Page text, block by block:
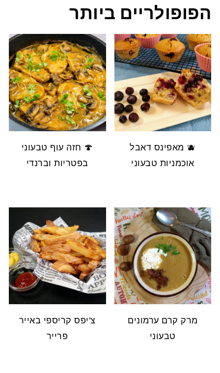
הפופולריים ביותר
🫐 מאפינס דאבל
אוכמניות טבעוני
🍄 חזה עוף טבעוני
בפטריות וברנדי
מרק קרם ערמונים
טבעוני
צ'יפס קריספי באייר
פרייר